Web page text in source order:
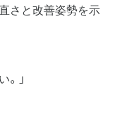
さと改善姿勢を示
」